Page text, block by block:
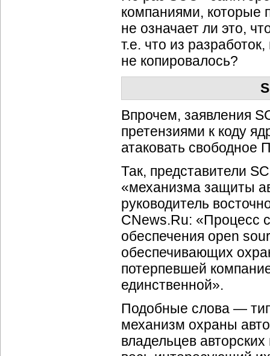
компаниями, которые
не означает ли это,
т.е. что из
не копировалось?
Впрочем, заявления
претензиями к коду
атаковать свободное
Так, представители
«механизма защиты
руководитель
CNews.Ru: «Процесс
обеспечения open
обеспечивающих
потерпевшей
единственной».
Подобные слова —
механизм охраны
владельцев